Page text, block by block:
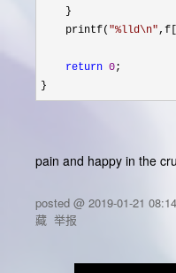
    }
    printf(
"%lld\n"
return 0;
}
pain and happy in the
posted @ 2019-01-21 08:14
藏 举报